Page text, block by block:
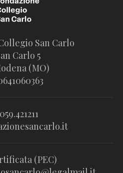
San Carlo
Carlo 5
(MO)
(PEC)